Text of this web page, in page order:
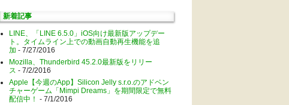
新着記事
LINE、「LINE 6.5.0」iOS向け最新版アップデー
ト。タイムライン上での動画自動再生機能を追
加 - 7/27/2016
Mozilla、Thunderbird 45.2.0最新版をリリー
ス - 7/2/2016
Apple【今週のApp】Silicon Jelly s.r.o.のアドベン
チャーゲーム「Mimpi Dreams」を期間限定で無料
配信中！ - 7/1/2016